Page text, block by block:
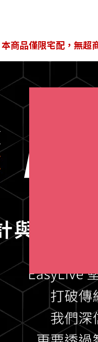
商品僅限宅配，無超